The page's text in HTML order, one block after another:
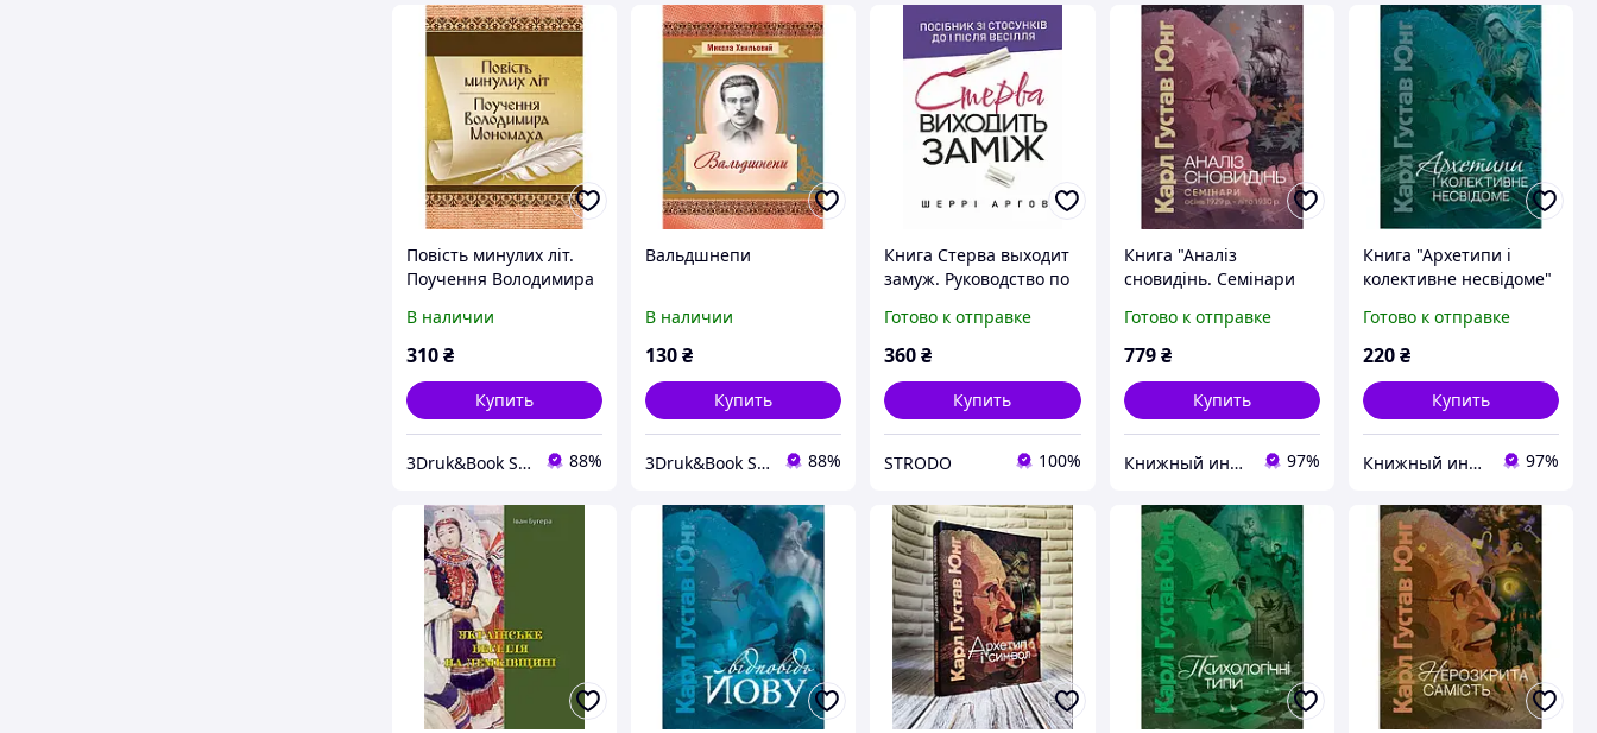
Повість минулих літ.
Поучення Володимира
В наличии
310₴
Купить
3Druk&Book Store 88%
Вальдшнепи
В наличии
130₴
Купить
3Druk&Book Store 88%
Книга Стерва выходит
замуж. Руководство по
после свадьбы. Автор -
Шерри Аргов (ЦУЛ)
Готово к отправке
360₴
Купить
STRODO 100%
Книга "Аналіз
сновидінь. Семінари
р.)" Карл Густав Юнг
Готово к отправке
779 ₴
Купить
Книжный интернет-магазин "BestBook" 97%
Книга "Архетипи і
колективне несвідоме"
обкладинка)
Готово к отправке
220₴
Купить
Книжный интернет-магазин "BestBook" 97%